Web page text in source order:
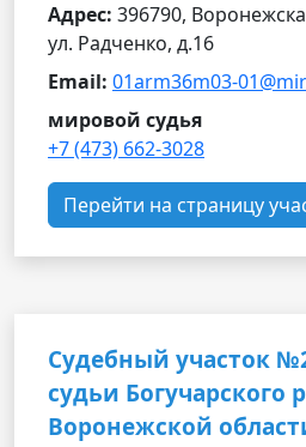
Адрес: 396790,
ул. Радченко, д.16
Email: 01arm36m03-
мировой судья
+7 (473) 662-3028
Перейти на страницу
Судебный участок
судьи Богучарского
Воронежской